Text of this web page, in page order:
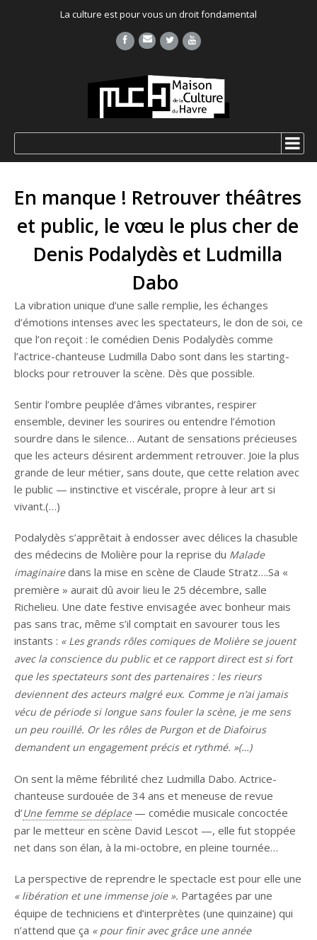
La culture est pour vous un droit fondamental
En manque ! Retrouver théâtres
et public, le vœu le plus cher de
Denis Podalydès et Ludmilla
Dabo
La vibration unique d’une salle remplie, les échanges
d’émotions intenses avec les spectateurs, le don de soi, ce
que l’on reçoit : le comédien Denis Podalydès comme
l’actrice-chanteuse Ludmilla Dabo sont dans les starting-
blocks pour retrouver la scène. Dès que possible.
Sentir l’ombre peuplée d’âmes vibrantes, respirer
ensemble, deviner les sourires ou entendre l’émotion
sourdre dans le silence… Autant de sensations précieuses
que les acteurs désirent ardemment retrouver. Joie la plus
grande de leur métier, sans doute, que cette relation avec
le public — instinctive et viscérale, propre à leur art si
vivant.(…)
Podalydès s’apprêtait à endosser avec délices la chasuble
des médecins de Molière pour la reprise du Malade
imaginairedans la mise en scène de Claude Stratz….Sa «
première » aurait dû avoir lieu le 25 décembre, salle
Richelieu. Une date festive envisagée avec bonheur mais
pas sans trac, même s’il comptait en savourer tous les
instants : « Les grands rôles comiques de Molière se jouent
avec la conscience du public et ce rapport direct est si fort
que les spectateurs sont des partenaires : les rieurs
deviennent des acteurs malgré eux. Comme je n’ai jamais
vécu de période si longue sans fouler la scène, je me sens
un peu rouillé. Or les rôles de Purgon et de Diafoirus
demandent un engagement précis et rythmé. »(…)
On sent la même fébrilité chez Ludmilla Dabo. Actrice-
chanteuse surdouée de 34 ans et meneuse de revue
d’Une femme se déplace— comédie musicale concoctée
par le metteur en scène David Lescot —, elle fut stoppée
net dans son élan, à la mi-octobre, en pleine tournée…
La perspective de reprendre le spectacle est pour elle une
« libération et une immense joie ». Partagées par une
équipe de techniciens et d’interprètes (une quinzaine) qui
n’attend que ça « pour finir avec grâce une année